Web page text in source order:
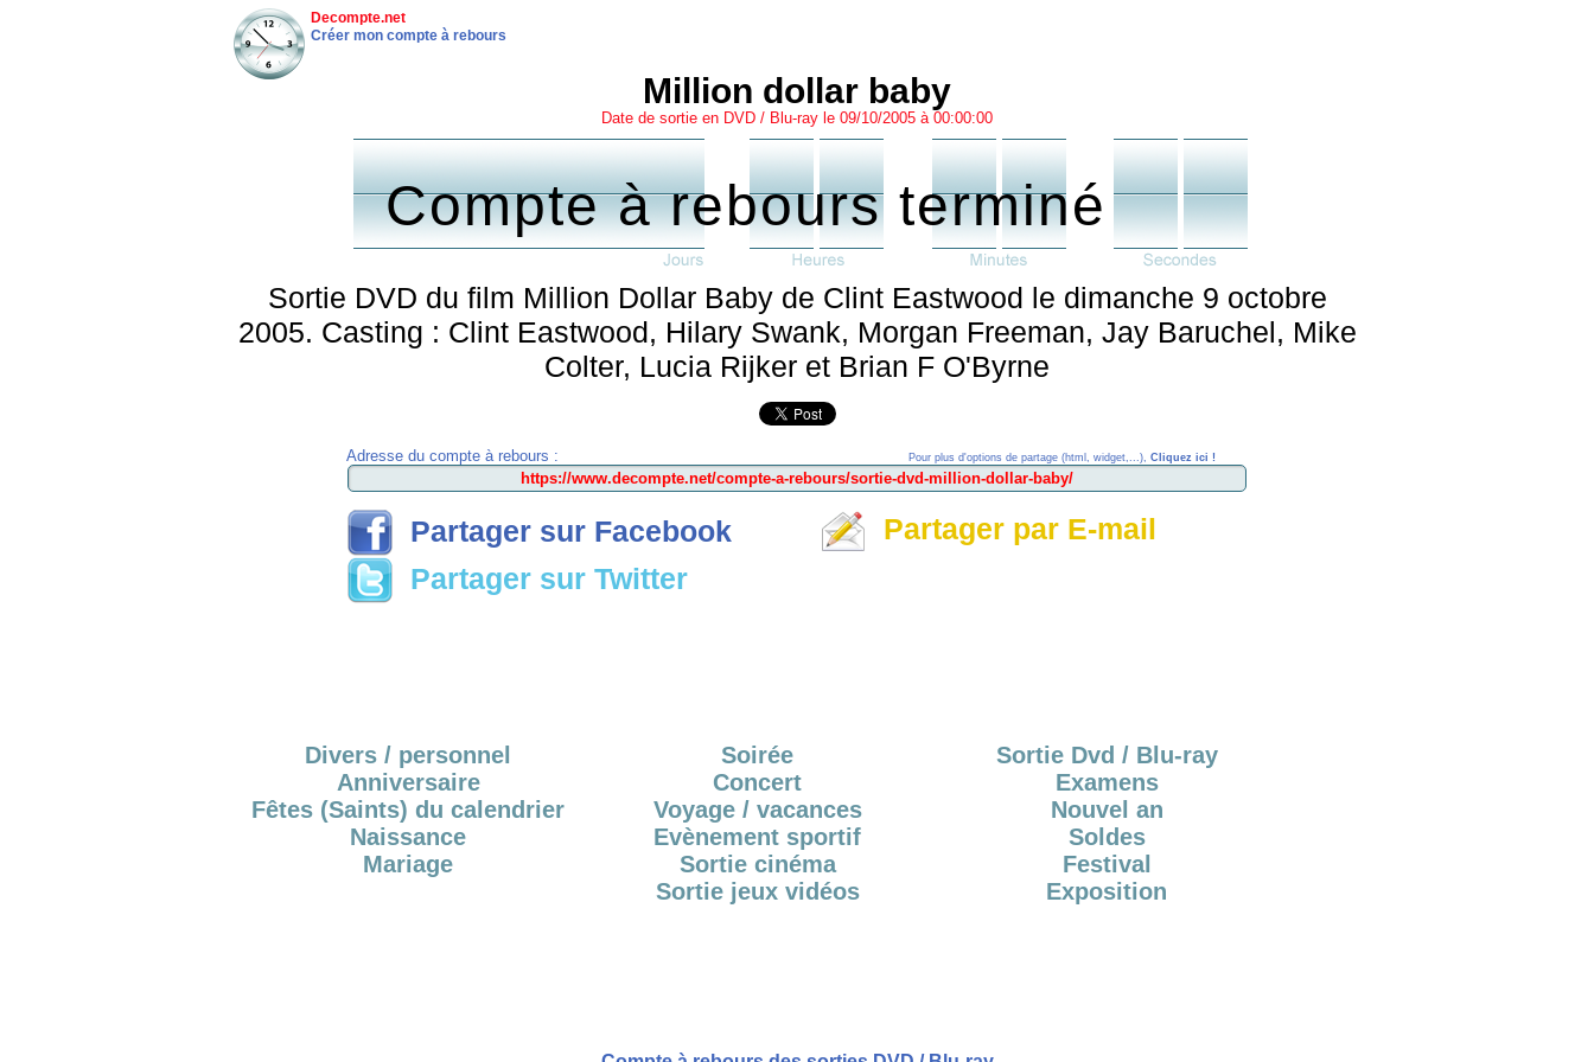
Decompte.net
Créer mon compte à rebours
Million dollar baby
Date de sortie en DVD / Blu-ray le 09/10/2005 à 00:00:00
Compte à rebours terminé
Sortie DVD du film Million Dollar Baby de Clint Eastwood le dimanche 9 octobre
2005. Casting : Clint Eastwood, Hilary Swank, Morgan Freeman, Jay Baruchel, Mike
Colter, Lucia Rijker et Brian F O'Byrne
Adresse du compte à rebours : Pour plus d'options de partage (html, widget,...), Cliquez ici !
Partager sur Facebook
Partager sur Twitter
Partager par E-mail
Divers / personnel
Anniversaire
Fêtes (Saints) du calendrier
Naissance
Mariage
Soirée
Concert
Voyage / vacances
Evènement sportif
Sortie cinéma
Sortie jeux vidéos
Sortie Dvd / Blu-ray
Examens
Nouvel an
Soldes
Festival
Exposition